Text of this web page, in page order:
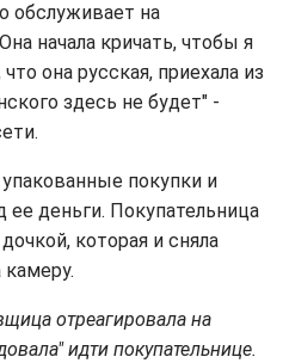
обслуживает на
начала кричать, чтобы я
она русская, приехала из
здесь не будет" -
покупки и
деньги. Покупательница
которая и сняла
отреагировала на
идти покупательнице.